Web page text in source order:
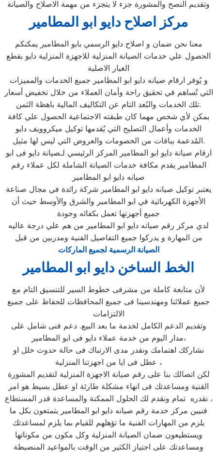
وتقديم النصح والمشورة جزء لا يتجزء من مهمة الاصلاح والصيانة
مركز اصلاح دايو ابو المطامير
معنا نحن ضمان و اصلاح دايو الرسمي بابو المطامير يمكنكم
الحصول علي خدمات الصيانة المنزلية للاجهزة المنزلية دايو بقطع
الغيار الاصلية
و يُوفر ارقام صيانه دايو ابو المطامير جميع الخدمات والمميزات
التي تُساهم في تحقيق راحة وأمان العملاء من خلال تخفيض أسعار
تلك الخدمات والبُعد التام عن التكاليف المالية باهظة الثمن.
يمكن لأي شخص مهما كان طبقته الاجتماعية الحصول علي كافة
الخدمات وأعمال التصليح التي يُقدمها توكيل ميكروويف دايو
المُدعمة بباقات من الخصومات والعروض التي ليس لها مثيل.
ارقام صيانة دايو ابو المطامير المركز الرئيسي لـصيانة دايو فى ابو
المطامير يقدم مكافة خدمات الصيانة الشاملة لكل عملاء رقم
صيانه دايو ابو المطامير
يعتبر توكيل صيانه دايو ابو المطامير شركة رائدة في مجال صناعة
الأجهزة الكهربائية في ابو المطامير والشرق والأوسط حيث أن
جميع أجهزتها تعمل بكفائه وجودة
لدي مركز رقم صيانه دايو ابو المطامير من هم علي درجة عاليه
من المهارة و يدركوا جميع التفاصيل الفنية ومدربين من قبل
الصيانة الرسمية لجميع الماركات
الخط الساخن دايو ابو المطامير
لأن متابعة كاملة من مشرفى خطوط السير للتنسيق التام مع
جميع عملائنا ومهندسينا فى جميع المحافظات للحفاظ على جميع
الالتزامات
وتقديم الدعم الكامل لخدمة ما بعد البيع. دعم فنى شامل على
مدار اليوم من خدمة عملاء دايو فى ابو المطامير،
نشاركك اهتمامك ونقدر مدى الارتباك فى حالة حدوث خلل او
عطل فى ايا من اجهزتنا المنزلية ،
لكن اتصالك بنا على رقم صيانة الاجهزة المنزلية لتقديم المشورة
القنية ومساعدتك فى انهاء مشكلة طارئة او عطل بسيط هو امر
نقدره تمام ونقدم لك الحلول الممكنة والمساعدة قدر المستطاع ،
فنيين مركز خدمة رقم صيانه دايو ابو المطامير يتمتعون بكل ما
يلزم من المهارات الفنية ما تؤهلهم للقيام بما يلزم لمساعدتك
ويستطيعون ضمان الصيانة المنزلية وكل مكون من مكوناتها
ومساعدتك على اجتياز الكثير من الوقت بالمواعيد المنضبطة